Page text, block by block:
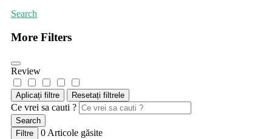
Search
More Filters
Review
Aplicați filtre Resetați filtrele
Ce vrei sa cauti ?
Search
Filtre
0 Articole găsite